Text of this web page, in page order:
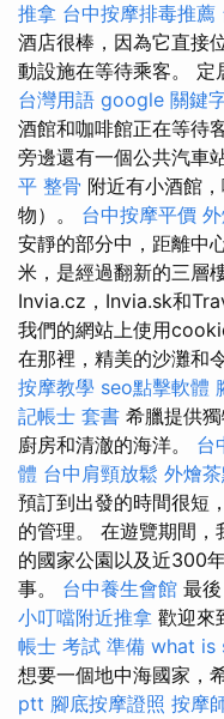
推拿 台中按摩排毒推薦
酒店很棒，因為它直接
動設施在等待乘客。
台灣用語 google 關鍵
酒館和咖啡館正在等待
旁邊還有一個公共汽車
平 整骨 附近有小酒館
物）。 台中按摩平價
安靜的部分中，距離中
米，是經過翻新的三層
Invia.cz，Invia.sk和
我們的網站上使用
在那裡，精美的沙灘和
按摩教學 seo點擊軟體
記帳士 套書 希臘提供
廚房和清澈的海洋。 台
體 台中肩頸放鬆 外燴
預訂到出發的時間很短
的管理。 在遊覽期間
的國家公園以及近300
事。 台中養生會館 最
小叮噹附近推拿 歡迎來
帳士 考試 準備 what is
想要一個地中海國家，
ptt 腳底按摩證照 按摩